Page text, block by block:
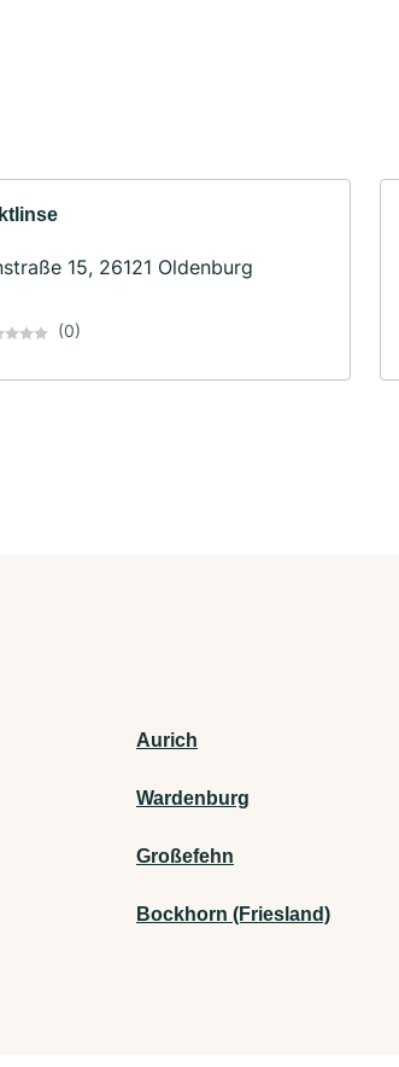
15, 26121 Oldenburg
(0)
Aurich
Wardenburg
Großefehn
Bockhorn (Friesland)